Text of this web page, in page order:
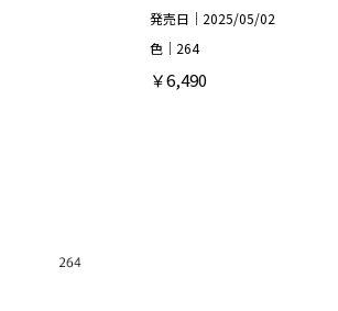
発売日｜2025/05/02
色｜264
￥6,490